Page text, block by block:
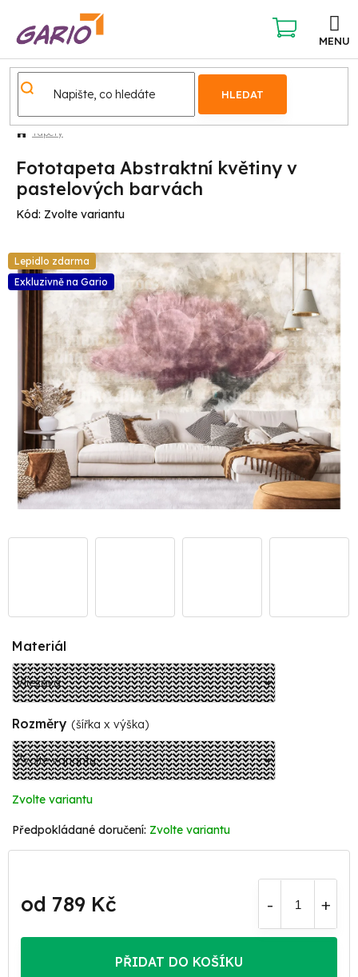
obsah
HLEDAT
NÁKUPNÍ
KOŠÍK
Tapety
Fototapeta Abstraktní květiny v
pastelových barvách
Kód: Zvolte variantu
Lepidlo zdarma
Exkluzivně na Gario
Materiál
Rozměry (šířka x výška)
Zvolte variantu
Zvolte variantu
od 789 Kč
cena:
PŘIDAT DO KOŠÍKU